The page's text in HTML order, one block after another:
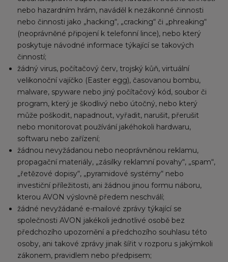
nebo hazardním hrám, naváděl k nezákonné činnosti
nebo činnosti jako „hacking“, „cracking“ či „phreaking“
(neoprávněné připojení k telefonní lince), nebo který
poskytuje návodné informace týkající se takových
činností;
žádný virus, počítačový červ, trojský kůň, virtuální
velikonoční vajíčko (Easter egg), časovanou bombu,
malware, spyware nebo jiný počítačový kód, soubor či
program, který je škodlivý nebo útočný, nebo který
může poškodit, napadnout, vyřadit, narušit, přerušit
nebo monitorovat používání jakéhokoli hardwaru,
softwaru nebo zařízení;
žádnou nevyžádanou nebo neoprávněnou reklamu,
propagační materiály, „zásilky reklamní povahy“, „spam“,
„řetězové dopisy“, „pyramidové systémy“ nebo
investiční příležitosti, ani žádnou jinou formu náboru,
kterou AVON výslovně předem neschválí;
žádné nevyžádané e-mailové zprávy týkající se
společnosti AVON jakékoli jednotlivé osobě bez
předchozího upozornění a předchozího souhlasu této
osoby, ani takové zprávy jinak šířit v rozporu s jakýmkoli
zákonem, pravidlem nebo předpisem;